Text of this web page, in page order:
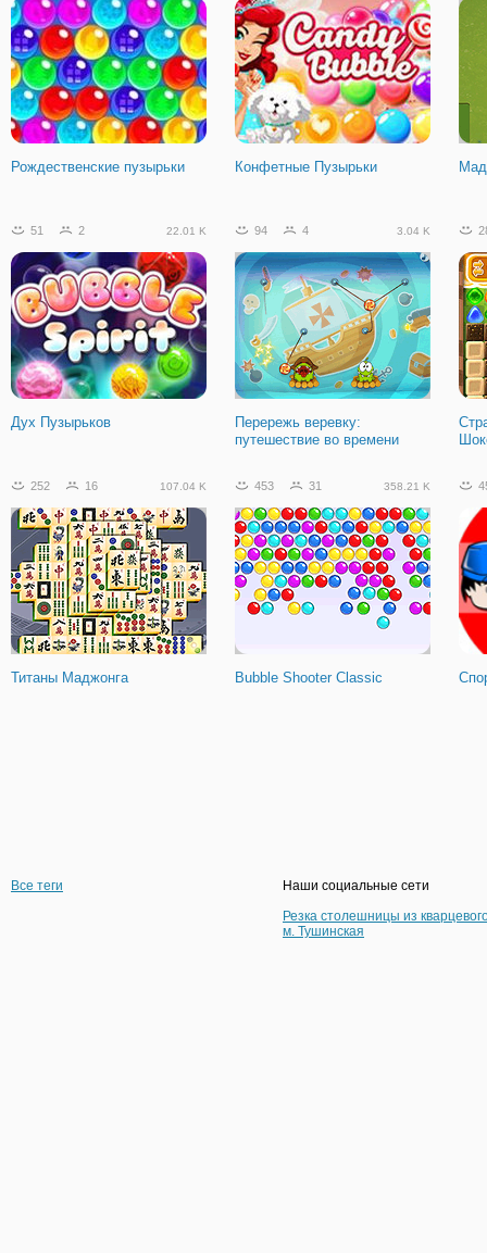
Рождественские пузырьки Конфетные Пузырьки
51 2 22.01 K
Дух Пузырьков
94 4 3.04 K
Перережь веревку:
путешествие во времени
252 16 107.04 K
Титаны Маджонга
453 31 358.21 K
Bubble Shooter Classic
Все теги
Наши социальные сети
Резка столешницы из
м. Тушинская